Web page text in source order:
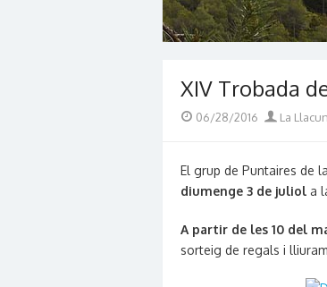
XIV Trobada
Posted
06/28/2016 Author
La
El grup de Puntaires de
diumenge 3 de juliol a
A partir de les 10 del
sorteig de regals i